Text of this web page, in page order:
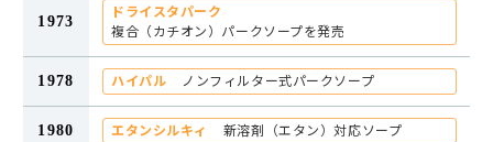
1973
ドライスタパーク
複合（カチオン）パークソープを発売
1978 ハイパル ノンフィルター式パークソープ
1980 エタンシルキィ 新溶剤（エタン）対応ソープ